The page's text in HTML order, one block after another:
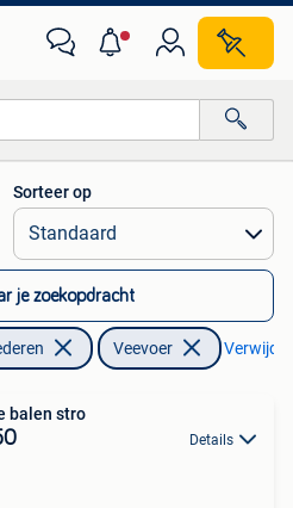
Sorteer op
je zoekopdracht
Veevoer
balen stro
Details